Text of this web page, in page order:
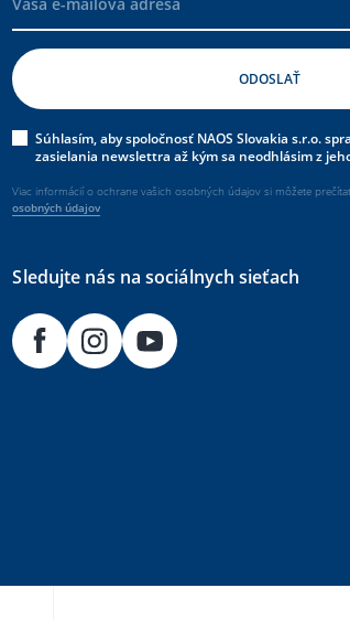
Súhlasím, aby spoločnosť NAOS Slovakia s.r.o.
zasielania newslettra až kým sa neodhlásim z
Viac informácií o ochrane vašich osobných údajov si môžete
osobných údajov
Sledujte nás na sociálnych sieťach